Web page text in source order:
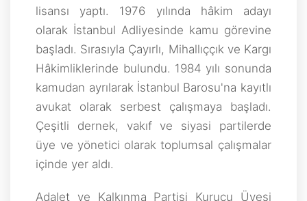
lisansı yaptı. 1976 yılında hâkim adayı
olarak İstanbul Adliyesinde kamu görevine
başladı. Sırasıyla Çayırlı, Mihallıççık ve Kargı
Hâkimliklerinde bulundu. 1984 yılı sonunda
kamudan ayrılarak İstanbul Barosu'na kayıtlı
avukat olarak serbest çalışmaya başladı.
Çeşitli dernek, vakıf ve siyasi partilerde
üye ve yönetici olarak toplumsal çalışmalar
içinde yer aldı.
Adalet ve Kalkınma Partisi Kurucu Üyesi